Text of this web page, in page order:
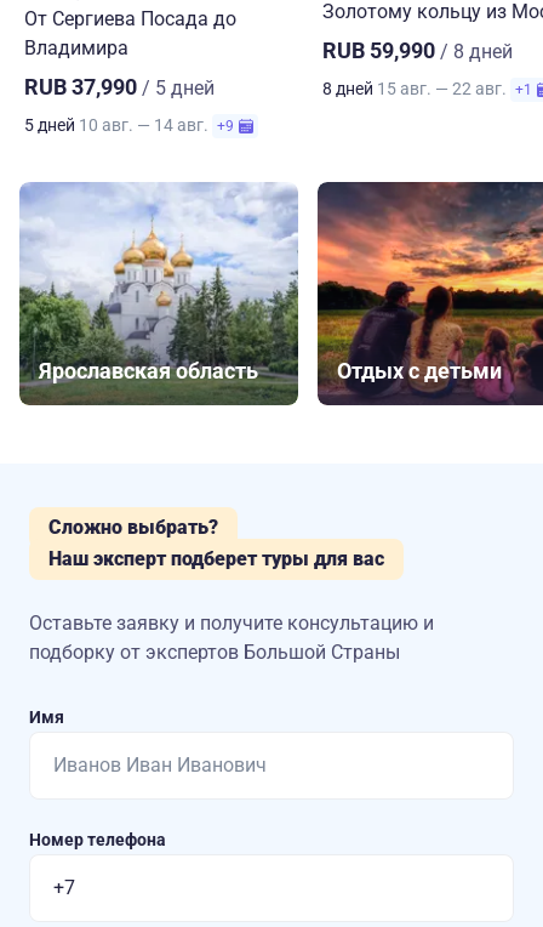
От Сергиева Посада до
Владимира
RUB 37,990 / 5 дней
5 дней 10 авг. — 14 авг. +9
Золотому кольцу из
RUB 59,990 / 8 дней
8 дней 15 авг. — 22 авг. +1
Ярославская область Отдых с детьми
Сложно выбрать?
Наш эксперт подберет туры для вас
Оставьте заявку и получите консультацию и
подборку от экспертов Большой Страны
Имя
Номер телефона